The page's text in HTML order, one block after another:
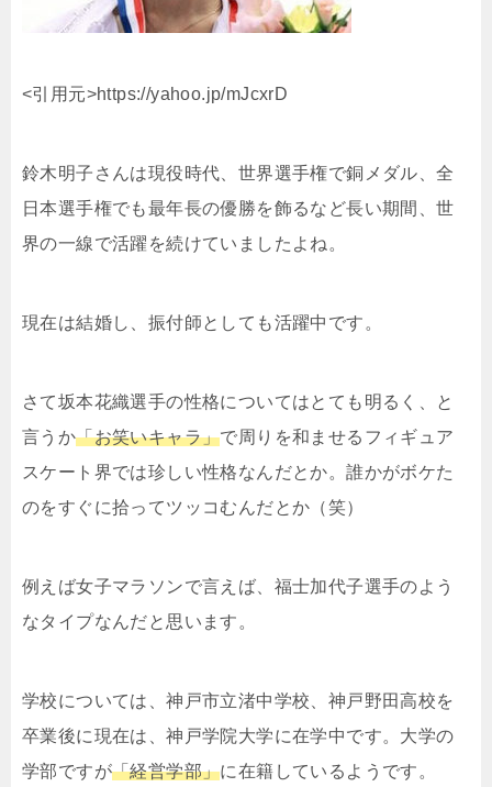
<引用元>https://yahoo.jp/mJcxrD
鈴木明子さんは現役時代、世界選手権で銅メダル、全
日本選手権でも最年長の優勝を飾るなど長い期間、世
界の一線で活躍を続けていましたよね。
現在は結婚し、振付師としても活躍中です。
さて坂本花織選手の性格についてはとても明るく、と
言うか「お笑いキャラ」で周りを和ませるフィギュア
スケート界では珍しい性格なんだとか。誰かがボケた
のをすぐに拾ってツッコむんだとか（笑）
例えば女子マラソンで言えば、福士加代子選手のよう
なタイプなんだと思います。
学校については、神戸市立渚中学校
神戸野田高校を
卒業後に現在は、神戸学院大学に在学中です。大学の
学部ですが「経営学部」に在籍しているようです。